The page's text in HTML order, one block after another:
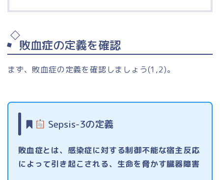
敗血症の定義を確認
まず、敗血症の定義を確認しましょう(1,2)。
Sepsis-3の定義
敗血症とは、感染症に対する制御不能な宿主反応
によって引き起こされる、生命を脅かす臓器障害